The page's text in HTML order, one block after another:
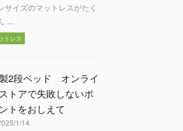
サイズのマットレスがたく
...
トレス
2段ベッド オンライ
トアで失敗しないポ
トをおしえて
1/14